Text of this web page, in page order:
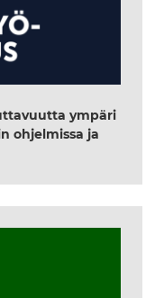
ympäri
ohjelmissa ja